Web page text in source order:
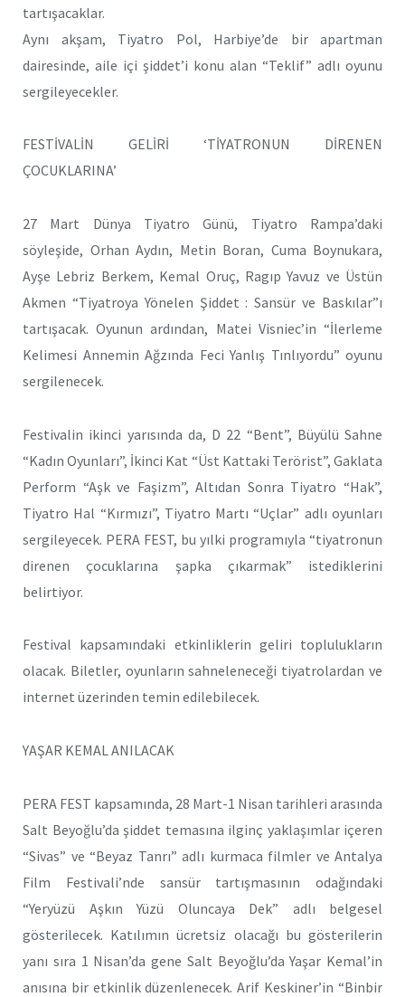
tartışacaklar.
Aynı akşam, Tiyatro Pol, Harbiye’de bir apartman
dairesinde, aile içi şiddet’i konu alan “Teklif” adlı oyunu
sergileyecekler.
FESTİVALİN GELİRİ ‘TİYATRONUN DİRENEN
ÇOCUKLARINA’
27 Mart Dünya Tiyatro Günü, Tiyatro Rampa’daki
söyleşide, Orhan Aydın, Metin Boran, Cuma Boynukara,
Ayşe Lebriz Berkem, Kemal Oruç, Ragıp Yavuz ve Üstün
Akmen “Tiyatroya Yönelen Şiddet : Sansür ve Baskılar”ı
tartışacak. Oyunun ardından, Matei Visniec’in “İlerleme
Kelimesi Annemin Ağzında Feci Yanlış Tınlıyordu” oyunu
sergilenecek.
Festivalin ikinci yarısında da, D 22 “Bent”, Büyülü Sahne
“Kadın Oyunları”, İkinci Kat “Üst Kattaki Terörist”, Gaklata
Perform “Aşk ve Faşizm”, Altıdan Sonra Tiyatro “Hak”,
Tiyatro Hal “Kırmızı”, Tiyatro Martı “Uçlar” adlı oyunları
sergileyecek. PERA FEST, bu yılki programıyla “tiyatronun
direnen çocuklarına şapka çıkarmak” istediklerini
belirtiyor.
Festival kapsamındaki etkinliklerin geliri toplulukların
olacak. Biletler, oyunların sahneleneceği tiyatrolardan ve
internet üzerinden temin edilebilecek.
YAŞAR KEMAL ANILACAK
PERA FEST kapsamında, 28 Mart-1 Nisan tarihleri arasında
Salt Beyoğlu’da şiddet temasına ilginç yaklaşımlar içeren
“Sivas” ve “Beyaz Tanrı” adlı kurmaca filmler ve Antalya
Film Festivali’nde sansür tartışmasının odağındaki
“Yeryüzü Aşkın Yüzü Oluncaya Dek” adlı belgesel
gösterilecek. Katılımın ücretsiz olacağı bu gösterilerin
yanı sıra 1 Nisan’da gene Salt Beyoğlu’da Yaşar Kemal’in
anısına bir etkinlik düzenlenecek. Arif Keskiner’in “Binbir